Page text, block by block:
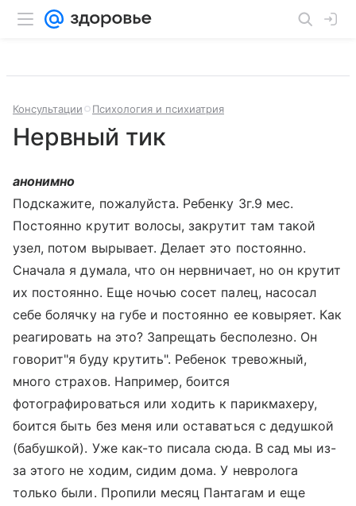
Консультации Психология и психиатрия
Нервный тик
анонимно
Подскажите, пожалуйста. Ребенку 3г.9 мес.
Постоянно крутит волосы, закрутит там такой
узел, потом вырывает. Делает это постоянно.
Сначала я думала, что он нервничает, но он крутит
их постоянно. Еще ночью сосет палец, насосал
себе болячку на губе и постоянно ее ковыряет. Как
реагировать на это? Запрещать бесполезно. Он
говорит"я буду крутить". Ребенок тревожный,
много страхов. Например, боится
фотографироваться или ходить к парикмахеру,
боится быть без меня или оставаться с дедушкой
(бабушкой). Уже как-то писала сюда. В сад мы из-
за этого не ходим, сидим дома. У невролога
только были. Пропили месяц Пантагам и еще